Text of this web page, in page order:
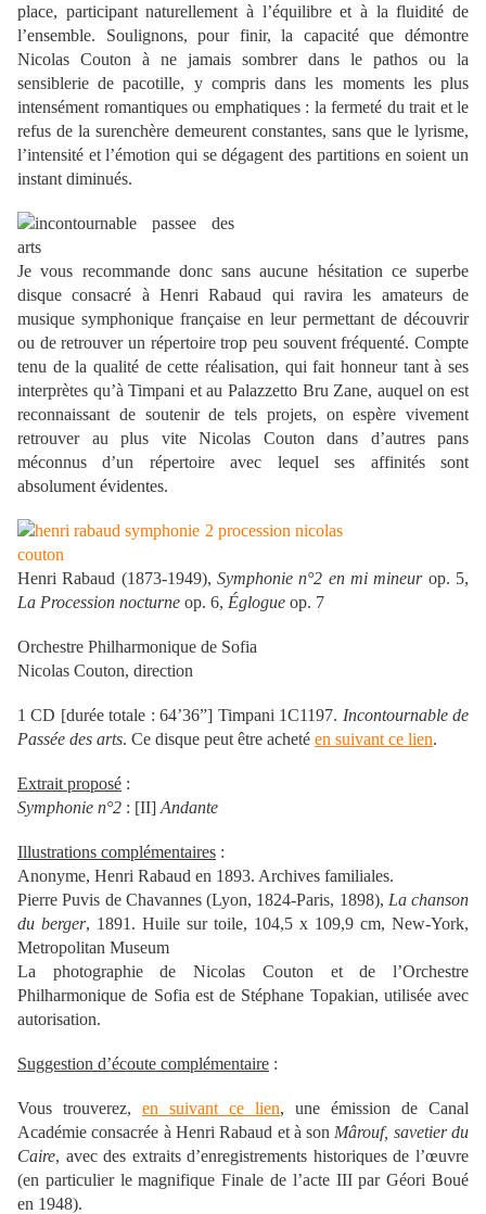
place, participant naturellement à l’équilibre et à la fluidité de
l’ensemble. Soulignons, pour finir, la capacité que démontre
Nicolas Couton à ne jamais sombrer dans le pathos ou la
sensiblerie de pacotille, y compris dans les moments les plus
intensément romantiques ou emphatiques : la fermeté du trait et le
refus de la surenchère demeurent constantes, sans que le lyrisme,
l’intensité et l’émotion qui se dégagent des partitions en soient un
instant diminués.
Je vous recommande donc sans aucune hésitation ce superbe
disque consacré à Henri Rabaud qui ravira les amateurs de
musique symphonique française en leur permettant de découvrir
ou de retrouver un répertoire trop peu souvent fréquenté. Compte
tenu de la qualité de cette réalisation, qui fait honneur tant à ses
interprètes qu’à Timpani et au Palazzetto Bru Zane, auquel on est
reconnaissant de soutenir de tels projets, on espère vivement
retrouver au plus vite Nicolas Couton dans d’autres pans
méconnus d’un répertoire avec lequel ses affinités sont
absolument évidentes.
Henri Rabaud (1873-1949), Symphonie n°2 en mi mineurop. 5,
La Procession nocturne op. 6, Églogue op. 7
Orchestre Philharmonique de Sofia
Nicolas Couton, direction
1 CD [durée totale : 64’36”] Timpani 1C1197. Incontournable de
Passée des arts. Ce disque peut être acheté en suivant ce lien.
Extrait proposé :
Symphonie n°2 : [II] Andante
Illustrations complémentaires :
Anonyme, Henri Rabaud en 1893. Archives familiales.
Pierre Puvis de Chavannes (Lyon, 1824-Paris, 1898), La chanson
du berger, 1891. Huile sur toile, 104,5 x 109,9 cm, New-York,
Metropolitan Museum
La photographie de Nicolas Couton et de l’Orchestre
Philharmonique de Sofia est de Stéphane Topakian, utilisée avec
autorisation.
Suggestion d’écoute complémentaire :
Vous trouverez, en suivant ce lien, une émission de Canal
Académie consacrée à Henri Rabaud et à son Mârouf, savetier du
Caire, avec des extraits d’enregistrements historiques de l’œuvre
(en particulier le magnifique Finale de l’acte III par Géori Boué
en 1948).